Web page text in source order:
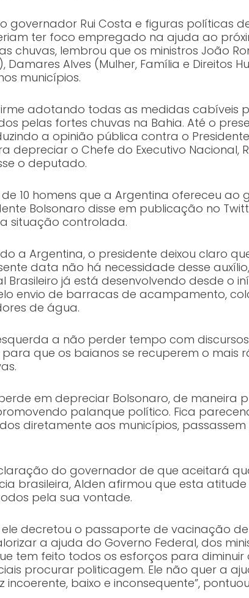
governador Rui Costa e figuras políticas
ter foco empregado na ajuda ao
chuvas, lembrou que os ministros João
Damares Alves (Mulher, Família e Direitos
municípios.
firme adotando todas as medidas
pelas fortes chuvas na Bahia. Até o
a opinião pública contra o
depreciar o Chefe do Executivo Nacional,
o deputado.
10 homens que a Argentina ofereceu ao
Bolsonaro disse em publicação no
situação controlada.
a Argentina, o presidente deixou claro
data não há necessidade desse
Brasileiro já está desenvolvendo desde o
envio de barracas de acampamento,
de água.
a não perder tempo com
que os baianos se recuperem o mais
em depreciar Bolsonaro, de maneira
palanque político. Fica
diretamente aos municípios,
do governador de que aceitará
brasileira, Alden afirmou que esta
pela sua vontade.
ele decretou o passaporte de vacinação
a ajuda do Governo Federal, dos
tem feito todos os esforços para
procurar politicagem. Ele não quer a
baixo e inconsequente”,